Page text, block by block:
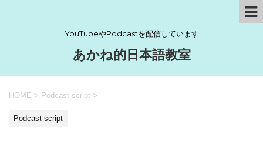
YouTubeやPodcastを配信しています
あかね的日本語教室
HOME > Podcast script >
Podcast script